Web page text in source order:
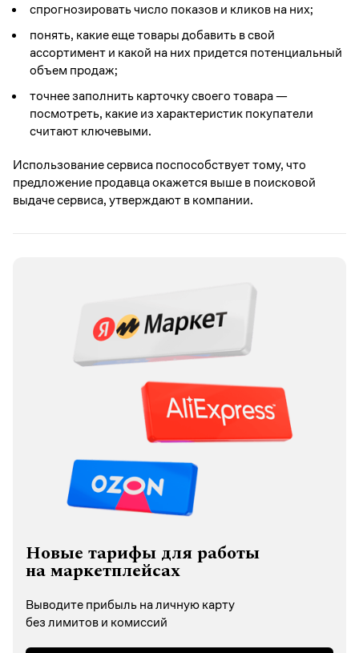
спрогнозировать число показов и кликов на них;
понять, какие еще товары добавить в свой
ассортимент и какой на них придется потенциальный
объем продаж;
точнее заполнить карточку своего товара —
посмотреть, какие из характеристик покупатели
считают ключевыми.
Использование сервиса поспособствует тому, что
предложение продавца окажется выше в поисковой
выдаче сервиса, утверждают в компании.
Новые тарифы для работы
на маркетплейсах
Выводите прибыль на личную карту
без лимитов и комиссий